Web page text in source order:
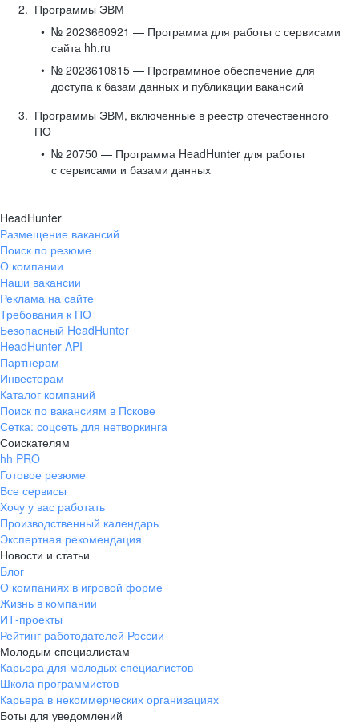
Программы ЭВМ
№ 2023660921 — Программа для работы с сервисами
сайта hh.ru
№ 2023610815 — Программное обеспечение для
доступа к базам данных и публикации вакансий
Программы ЭВМ, включенные в реестр отечественного
ПО
№ 20750 — Программа HeadHunter для работы
с сервисами и базами данных
HeadHunter
Размещение вакансий
Поиск по резюме
О компании
Наши вакансии
Реклама на сайте
Требования к ПО
Безопасный HeadHunter
HeadHunter API
Партнерам
Инвесторам
Каталог компаний
Поиск по вакансиям в Пскове
Сетка: соцсеть для нетворкинга
Соискателям
hh PRO
Готовое резюме
Все сервисы
Хочу у вас работать
Производственный календарь
Экспертная рекомендация
Новости и статьи
Блог
О компаниях в игровой форме
Жизнь в компании
ИТ-проекты
Рейтинг работодателей России
Молодым специалистам
Карьера для молодых специалистов
Школа программистов
Карьера в некоммерческих организациях
Боты для уведомлений